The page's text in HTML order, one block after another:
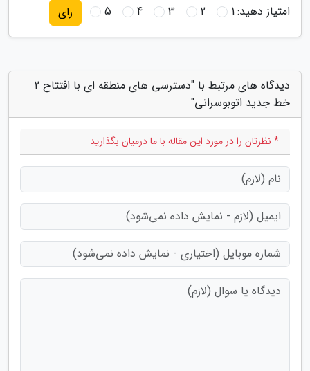
امتیاز دهید:1
2
3
4
5 رای
دیدگاه های مرتبط با "دسترسی های منطقه ای با افتتاح 2
خط جدید اتوبوسرانی"
* نظرتان را در مورد این مقاله با ما درمیان بگذارید